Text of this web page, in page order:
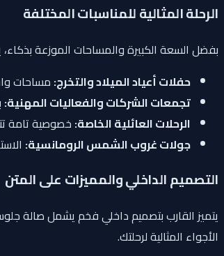
الرحلة المثالية للمناسبات المختلفة
بفضل السعة الكبيرة والمساحات الموزعة بذكاء،
حفلات أعياد الميلاد والتخرج: مساحات
تجمعات الشركات والفعاليات المهنية:
الرحلات العائلية الخاصة: خصوصية تامة
جولات غروب الشمس الرومانسية:
التصميم الداخلي والمميزات على المتن
يتميز القارب بتصميم داخلي فخم يشمل صالة
الأجواء المثالية لرحلتك.